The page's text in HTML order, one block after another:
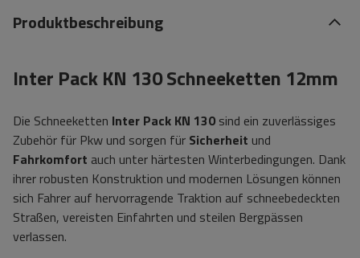
Produktbeschreibung
Inter Pack KN 130 Schneeketten 12mm
Die Schneeketten Inter Pack KN 130 sind ein zuverlässiges
Zubehör für Pkw und sorgen für Sicherheit und
Fahrkomfort auch unter härtesten Winterbedingungen. Dank
ihrer robusten Konstruktion und modernen Lösungen können
sich Fahrer auf hervorragende Traktion auf schneebedeckten
Straßen, vereisten Einfahrten und steilen Bergpässen
verlassen.